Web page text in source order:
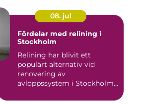
08. jul
Fördelar med relining i
Stockholm
Relining har blivit ett
populärt alternativ vid
renovering av
avloppssystem i Stockholm.